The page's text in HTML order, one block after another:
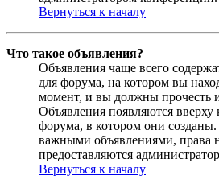
Вернуться к началу
Что такое объявления?
Объявления чаще всего
для форума, на котором вы
момент, и вы должны прочесть
Объявления появляются
форума, в котором они
важными объявлениями, права
предоставляются
Вернуться к началу